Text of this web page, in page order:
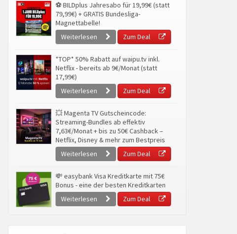
⚽ BILDplus Jahresabo für 19,99€ (statt
79,99€) + GRATIS Bundesliga-
Magnettabelle!
Weiterlesen
Zum Deal
*TOP* 50% Rabatt auf waipu.tv inkl.
Netflix - bereits ab 9€/Monat (statt
17,99€)
Weiterlesen
Zum Deal
💥 Magenta TV Gutscheincode:
Streaming-Bundles ab effektiv
7,63€/Monat + bis zu 50€ Cashback –
Netflix, Disney & mehr zum Bestpreis
Weiterlesen
Zum Deal
💸 easybank Visa Kreditkarte mit 75€
Bonus - eine der besten Kreditkarten
Weiterlesen
Zum Deal